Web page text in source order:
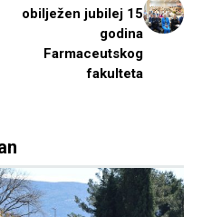
obilježen jubilej 15
godina
Farmaceutskog
fakulteta